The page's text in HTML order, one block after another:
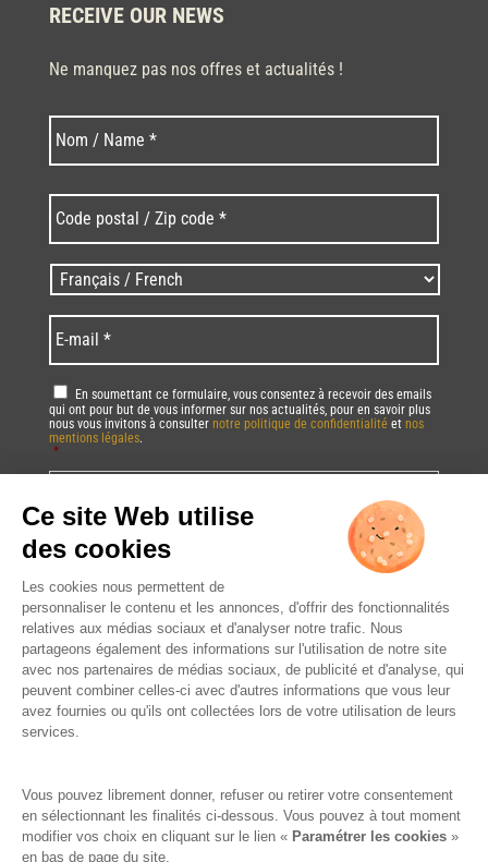
RECEIVE OUR NEWS
Ne manquez pas nos offres et actualités !
Nom * Last
postal
/
Zip
code
* *
Langues
/
Language *
mail *
RGPD *
En soumettant ce formulaire, vous consentez à recevoir des emails
qui ont pour but de vous informer sur nos actualités, pour en savoir plus
nous vous invitons à consulter notre politique de confidentialité et nos
mentions légales.
*
CAPTCHA
DRINK RESPONSIBLY